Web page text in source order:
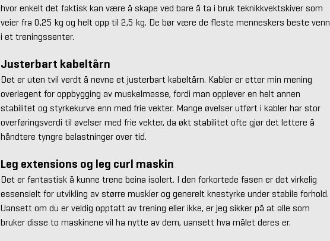
hvor enkelt det faktisk kan være å skape ved bare å ta i bruk teknikkvektskiver som
veier fra 0,25 kg og helt opp til 2,5 kg. De bør være de fleste menneskers beste venn
i et treningssenter.
Justerbart kabeltårn
Det er uten tvil verdt å nevne et justerbart kabeltårn. Kabler er etter min mening
overlegent for oppbygging av muskelmasse, fordi man opplever en helt annen
stabilitet og styrkekurve enn med frie vekter. Mange øvelser utført i kabler har stor
overføringsverdi til øvelser med frie vekter, da økt stabilitet ofte gjør det lettere å
håndtere tyngre belastninger over tid.
Leg extensions og leg curl maskin
Det er fantastisk å kunne trene beina isolert. I den forkortede fasen er det virkelig
essensielt for utvikling av større muskler og generelt knestyrke under stabile forhold.
Uansett om du er veldig opptatt av trening eller ikke, er jeg sikker på at alle som
bruker disse to maskinene vil ha nytte av dem, uansett hva målet deres er.